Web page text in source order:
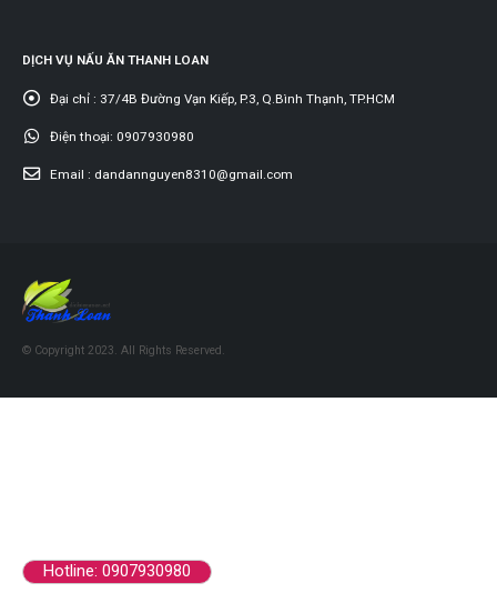
Hotline: 0907930980
DỊCH VỤ NẤU ĂN THANH LOAN
Đại chỉ : 37/4B Đường Vạn Kiếp, P.3, Q.Bình Thạnh, TP.HCM
Điện thoại: 0907930980
Email : dandannguyen8310@gmail.com
© Copyright 2023. All Rights Reserved.